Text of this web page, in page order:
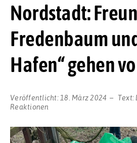
Nordstadt:
Fredenbaum
Hafen“ gehen
Veröffentlicht: 18. März 2024 Text:
Reaktionen